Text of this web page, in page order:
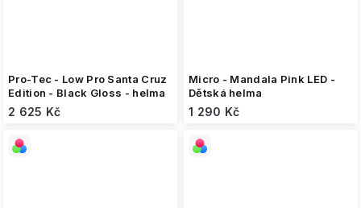
Pro-Tec - Low Pro Santa Cruz
Edition - Black Gloss - helma
2 625 Kč
Micro - Mandala Pink LED -
Dětská helma
1 290 Kč